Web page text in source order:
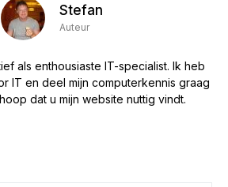
Stefan
Auteur
als enthousiaste IT-specialist. Ik heb
IT en deel mijn computerkennis graag
dat u mijn website nuttig vindt.